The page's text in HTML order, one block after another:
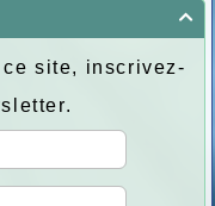

site, inscrivez-